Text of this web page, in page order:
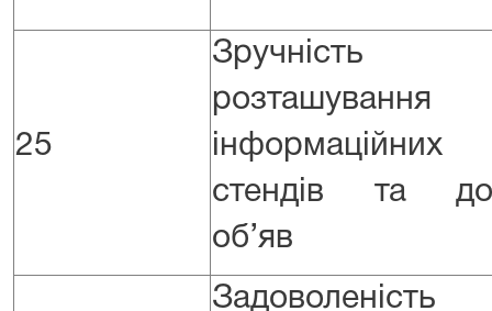
25
Зручність
розташування
інформаційних
стендів та
об’яв
Задоволеність